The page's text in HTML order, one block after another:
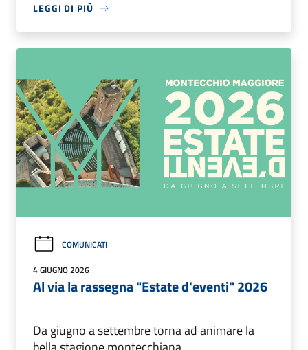
LEGGI DI PIÙ
COMUNICATI
4 GIUGNO 2026
Al via la rassegna "Estate d'eventi" 2026
Da giugno a settembre torna ad animare la